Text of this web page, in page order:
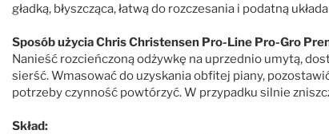
gładką, błyszcząca, łatwą do rozczesania i podatną
Sposób użycia Chris Christensen Pro-Line Pro-Gro
Nanieść rozcieńczoną odżywkę na uprzednio umytą,
sierść. Wmasować do uzyskania obfitej piany,
potrzeby czynność powtórzyć. W przypadku silnie
Skład: